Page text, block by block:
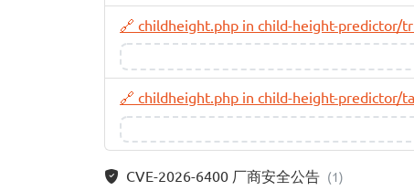
🔗 childheight.php in child-height-predictor/
🔗 childheight.php in child-height-predictor/
CVE-2026-6400 厂商安全公告 (1)